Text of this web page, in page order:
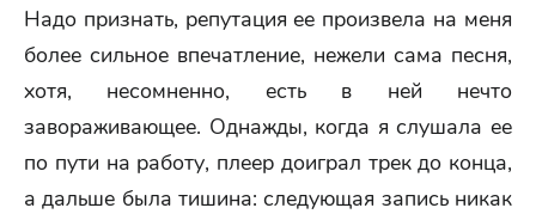
Надо признать, репутация ее произвела на меня
более сильное впечатление, нежели сама песня,
хотя, несомненно, есть в ней нечто
завораживающее. Однажды, когда я слушала ее
по пути на работу, плеер доиграл трек до конца,
а дальше была тишина: следующая запись никак